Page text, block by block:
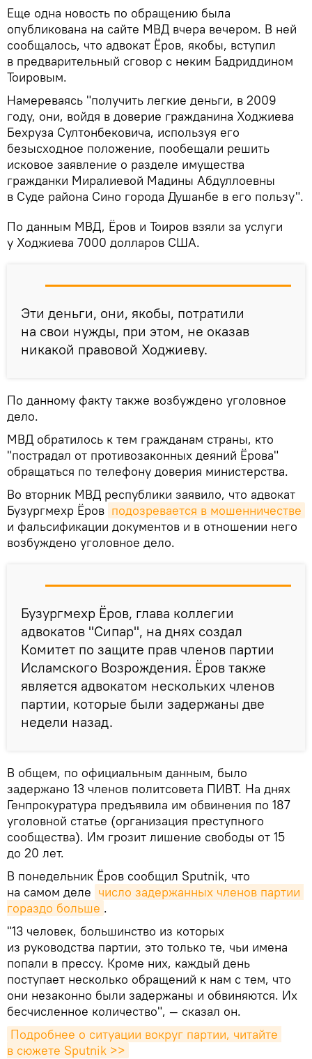
Еще одна новость по обращению была
опубликована на сайте МВД вчера вечером. В ней
сообщалось, что адвокат Ёров, якобы, вступил
в предварительный сговор с неким Бадриддином
Тоировым.
Намереваясь "получить легкие деньги, в 2009
году, они, войдя в доверие гражданина Ходжиева
Бехруза Султонбековича, используя его
безысходное положение, пообещали решить
исковое заявление о разделе имущества
гражданки Миралиевой Мадины Абдуллоевны
в Суде района Сино города Душанбе в его пользу".
По данным МВД, Ёров и Тоиров взяли за услуги
у Ходжиева 7000 долларов США.
Эти деньги, они, якобы, потратили
на свои нужды, при этом, не оказав
никакой правовой Ходжиеву.
По данному факту также возбуждено уголовное
дело.
МВД обратилось к тем гражданам страны, кто
"пострадал от противозаконных деяний Ёрова"
обращаться по телефону доверия министерства.
Во вторник МВД республики заявило, что адвокат
Бузургмехр Ёров подозревается в мошенничестве
и фальсификации документов и в отношении него
возбуждено уголовное дело.
Бузургмехр Ёров, глава коллегии
адвокатов "Сипар", на днях создал
Комитет по защите прав членов партии
Исламского Возрождения. Ёров также
является адвокатом нескольких членов
партии, которые были задержаны две
недели назад.
В общем, по официальным данным, было
задержано 13 членов политсовета ПИВТ. На днях
Генпрокуратура предъявила им обвинения по 187
уголовной статье (организация преступного
сообщества). Им грозит лишение свободы от 15
до 20 лет.
В понедельник Ёров сообщил Sputnik, что
на самом деле число задержанных членов партии
гораздо больше .
"13 человек, большинство из которых
из руководства партии, это только те, чьи имена
попали в прессу. Кроме них, каждый день
поступает несколько обращений к нам с тем, что
они незаконно были задержаны и обвиняются. Их
бесчисленное количество", — сказал он.
Подробнее о ситуации вокруг партии, читайте
в сюжете Sputnik >>